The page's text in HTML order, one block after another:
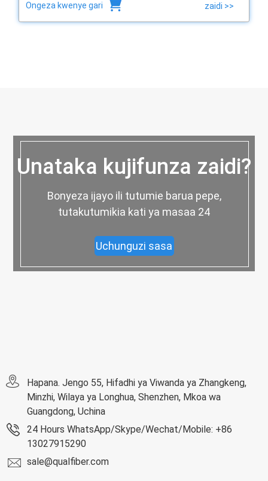
Ongeza kwenye gari zaidi >>
Unataka kujifunza zaidi?
Bonyeza ijayo ili tutumie barua pepe,
tutakutumikia kati ya masaa 24
Uchunguzi sasa
Hapana. Jengo 55, Hifadhi ya Viwanda ya Zhangkeng,
Minzhi, Wilaya ya Longhua, Shenzhen, Mkoa wa
Guangdong, Uchina
24 Hours WhatsApp/Skype/Wechat/Mobile: +86
13027915290
sale@qualfiber.com